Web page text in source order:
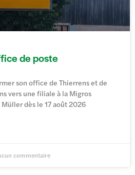
de poste
son office de Thierrens et de
vers une filiale à la Migros
dès le 17 août 2026
commentaire